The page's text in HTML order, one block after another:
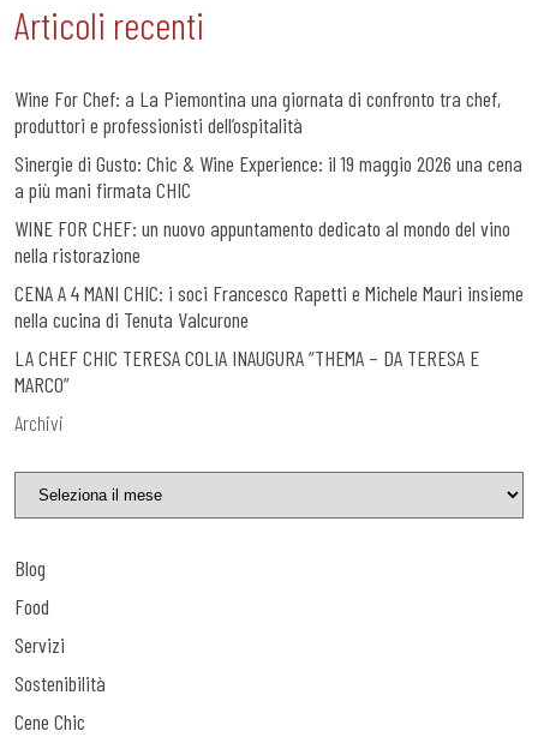
Articoli recenti
Wine For Chef: a La Piemontina una giornata di confronto tra chef,
produttori e professionisti dell’ospitalità
Sinergie di Gusto: Chic & Wine Experience: il 19 maggio 2026 una cena
a più mani firmata CHIC
WINE FOR CHEF: un nuovo appuntamento dedicato al mondo del vino
nella ristorazione
CENA A 4 MANI CHIC: i soci Francesco Rapetti e Michele Mauri insieme
nella cucina di Tenuta Valcurone
LA CHEF CHIC TERESA COLIA INAUGURA “THEMA – DA TERESA E
MARCO”
Archivi
Blog
Food
Servizi
Sostenibilità
Cene Chic